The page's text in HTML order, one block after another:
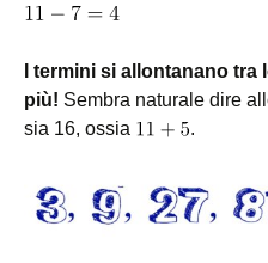
I termini si allontanano tra
più! Sembra naturale dire
sia 16, ossia
.